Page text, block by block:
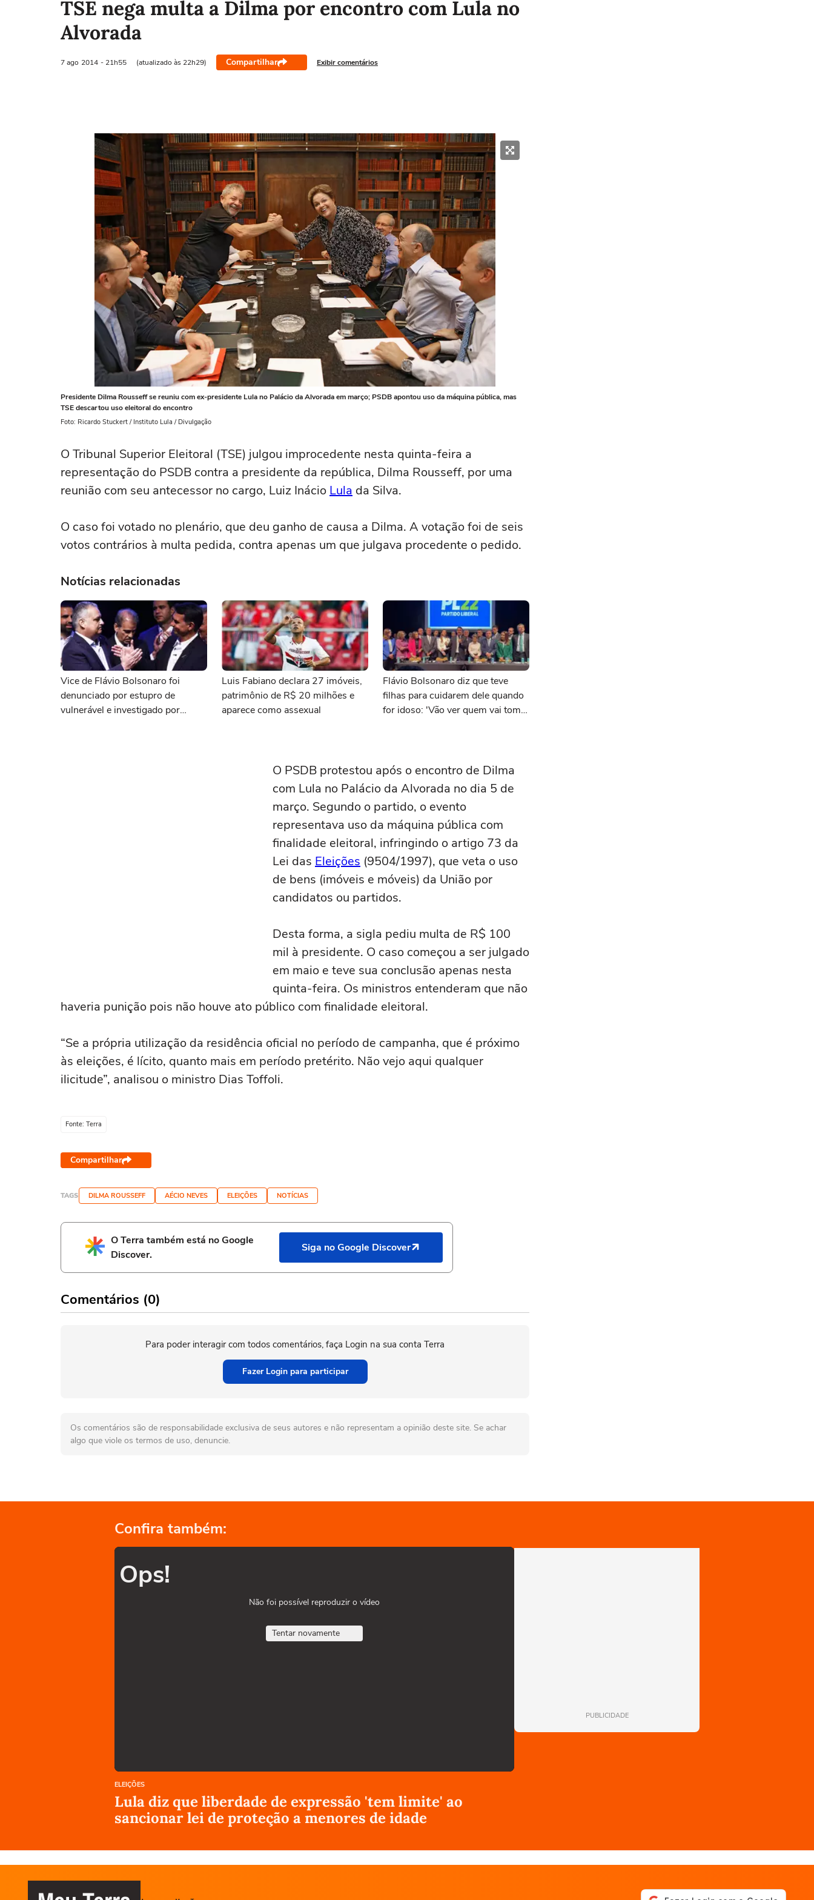
TSE nega multa a Dilma por encontro com Lula no
Alvorada
7 ago 2014 - 21h55 (atualizado às 22h29) Compartilhar Exibir comentários
Presidente Dilma Rousseff se reuniu com ex-presidente Lula no Palácio da Alvorada em março; PSDB apontou uso da máquina pública, mas
TSE descartou uso eleitoral do encontro
Foto: Ricardo Stuckert / Instituto Lula / Divulgação
O Tribunal Superior Eleitoral (TSE) julgou improcedente nesta quinta-feira a
representação do PSDB contra a presidente da república, Dilma Rousseff, por uma
reunião com seu antecessor no cargo, Luiz Inácio Lula da Silva.
O caso foi votado no plenário, que deu ganho de causa a Dilma. A votação foi de seis
votos contrários à multa pedida, contra apenas um que julgava procedente o pedido.
Notícias relacionadas
Vice de Flávio Bolsonaro foi
denunciado por estupro de
vulnerável e investigado por
Luis Fabiano declara 27 imóveis,
patrimônio de R$ 20 milhões e
aparece como assexual
Flávio Bolsonaro diz que teve
filhas para cuidarem dele quando
for idoso: 'Vão ver quem vai tomar
O PSDB protestou após o encontro de Dilma
com Lula no Palácio da Alvorada no dia 5 de
março. Segundo o partido, o evento
representava uso da máquina pública com
finalidade eleitoral, infringindo o artigo 73 da
Lei das Eleições (9504/1997), que veta o uso
de bens (imóveis e móveis) da União por
candidatos ou partidos.
Desta forma, a sigla pediu multa de R$ 100
mil à presidente. O caso começou a ser julgado
em maio e teve sua conclusão apenas nesta
quinta-feira. Os ministros entenderam que não
haveria punição pois não houve ato público com finalidade eleitoral.
“Se a própria utilização da residência oficial no período de campanha, que é próximo
às eleições, é lícito, quanto mais em período pretérito. Não vejo aqui qualquer
ilicitude”, analisou o ministro Dias Toffoli.
Fonte: Terra
Compartilhar
TAGS DILMA ROUSSEFF AÉCIO NEVES ELEIÇÕES NOTÍCIAS
O Terra também está no Google
Discover.
Siga no Google Discover
Comentários (0)
Para poder interagir com todos comentários, faça Login na sua conta Terra
Fazer Login para participar
Os comentários são de responsabilidade exclusiva de seus autores e não representam a opinião deste site. Se achar
algo que viole os termos de uso, denuncie.
Confira também:
Ops!
Não foi possível reproduzir o vídeo
Tentar novamente
ELEIÇÕES
Lula diz que liberdade de expressão 'tem limite' ao
sancionar lei de proteção a menores de idade
PUBLICIDADE